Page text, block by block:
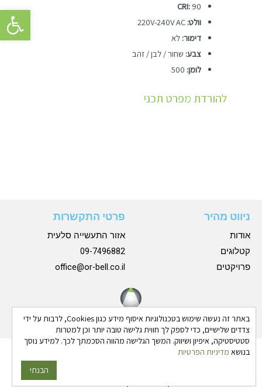
פתח
באתר זה נעשה שימוש בטכנולוגיות איסוף מידע כגון Cookies, לרבות על ידי
צדדים שלישיים, כדי לספק לך חווית גלישה טובה יותר וכן למטרות
סטטיסטיקה, איפיון ושיווק. המשך הגלישה מהווה הסכמתך לכך. למידע נוסך
בנושא מדיניות הפרטיות
הבנתי
CRI: 90
וולט: 220V-240V AC
דימור: לא
צבע: שחור / לבן / זהב
לומן: 500
להורדת מפרט תכני
ניווט מהיר
אודות
קטלוגים
פרויקטים
פרטי התקשרות
אזור התעשייה סלעית
09-7496882
office@or-bell.co.il
כל הזכויות שמורות © 2024 אורבל |